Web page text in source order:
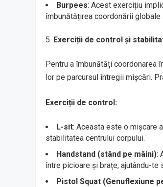
Burpees: Acest exercițiu
îmbunătățirea coordonării
Exerciții de control și
Pentru a îmbunătăți
lor pe parcursul întregii mișcări.
Exerciții de control:
L-sit: Aceasta este o mișcare
stabilitatea centrului corpului.
Handstand (stând pe mâini):
între picioare și brațe, ajutându-
Pistol Squat (Genuflexiune